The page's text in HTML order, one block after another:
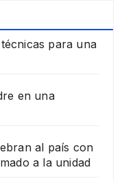
para una
en una
al país con
a la unidad